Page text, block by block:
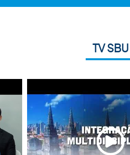
TV SBU